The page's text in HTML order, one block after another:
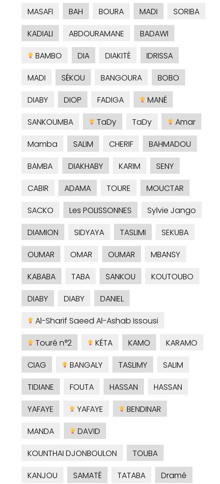
MASAFI
BAH BOURA MADI
SORIBA
KADIALI
ABDOURAMANE
BADAWI
BAMBO
DIA DIAKITÉ
IDRISSA
MADI
SÉKOU BANGOURA
BOBO
DIABY
DIOP FADIGA
MANÉ
SANKOUMBA
TaDy TaDy
Amar
Mamba
SALIM CHERIF
BAHMADOU
BAMBA
DIAKHABY KARIM
SENY
CABIR
ADAMA TOURE
MOUCTAR
SACKO
Les POLISSONNES
Sylvie Jango
DIAMION
SIDYAYA TASLIMI
SEKUBA
OUMAR
OMAR OUMAR
MBANSY
KABABA
TABA SANKOU
KOUTOUBO
DIABY
DIABY
DANIEL
Al-Sharif Saeed Al-Ashab Issousi
Touré n°2
KÉTA KAMO
KARAMO
CIAG
BANGALY TASLIMY
SALIM
TIDIANE
FOUTA HASSAN
HASSAN
YAFAYE
YAFAYE
BENDINAR
MANDA
DAVID
KOUNTHAI DJONBOULON
TOUBA
KANJOU
SAMATÉ TATABA Dramé